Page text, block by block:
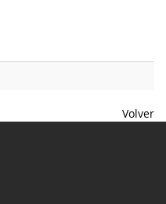
Volver